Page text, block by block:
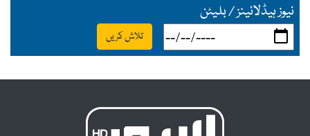
نیوز ہیڈلائینز / بلیٹن
تلاش کریں